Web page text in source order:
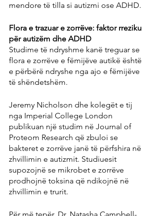
mendore të tilla si autizmi ose ADHD.
Flora e trazuar e zorrëve: faktor rreziku
për autizëm dhe ADHD
Studime të ndryshme kanë treguar se
flora e zorrëve e fëmijëve autikë është
e përbërë ndryshe nga ajo e fëmijëve
të shëndetshëm.
Jeremy Nicholson dhe kolegët e tij
nga Imperial College London
publikuan një studim në Journal of
Proteom Research që zbuloi se
bakteret e zorrëve janë të përfshira në
zhvillimin e autizmit. Studiuesit
supozojnë se mikrobet e zorrëve
prodhojnë toksina që ndikojnë në
zhvillimin e trurit.